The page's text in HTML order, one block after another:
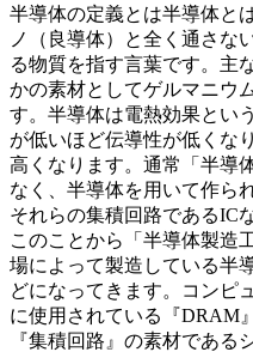
半導体の定義とは半導体と
ノ（良導体）と全く通さな
る物質を指す言葉です。主
かの素材としてゲルマニウ
す。半導体は電熱効果とい
が低いほど伝導性が低くな
高くなります。通常「半導
なく、半導体を用いて作ら
それらの集積回路であるIC
このことから「半導体製造
場によって製造している半
どになってきます。コンピ
に使用されている『DRAM
『集積回路』の素材である